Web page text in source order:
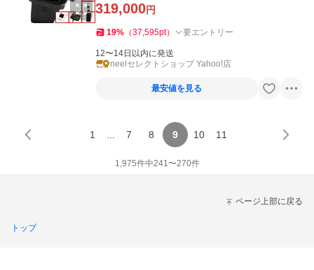
319,000円
19% （37,595pt） 要エントリー
12〜14日以内に発送
neelセレクトショップ Yahoo!店
最安値を見る
1 7 8 9 10 11
1,975件中241〜270件
ページ上部に戻る
トップ